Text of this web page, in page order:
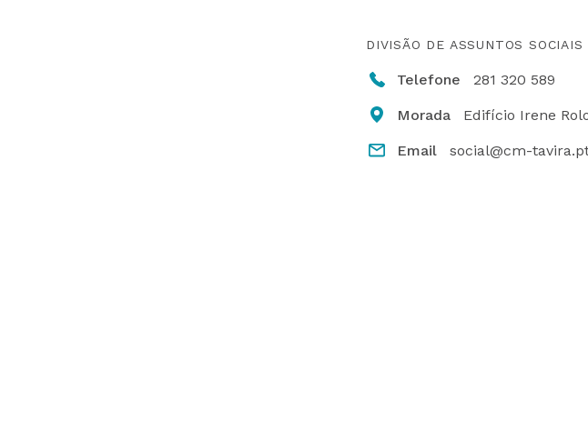
DIVISÃO DE ASSUNTOS SOCIAIS
Telefone 281 320 589
Morada Edifício Irene
Email social@cm-